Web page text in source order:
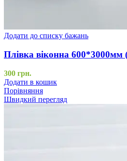
Додати до списку бажань
Плівка віконна 600*3000мм
300 грн.
Додати в кошик
Порівняння
Швидкий перегляд